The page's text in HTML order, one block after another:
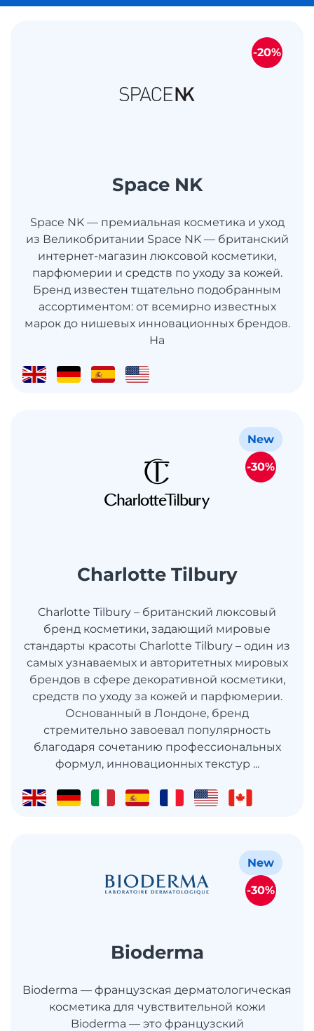
Space NK
Space NK — премиальная косметика и уход
из Великобритании Space NK — британский
интернет-магазин люксовой косметики,
парфюмерии и средств по уходу за кожей.
Бренд известен тщательно подобранным
ассортиментом: от всемирно известных
марок до нишевых инновационных брендов.
На
-20%
Charlotte Tilbury
Charlotte Tilbury – британский люксовый
бренд косметики, задающий мировые
стандарты красоты Charlotte Tilbury – один из
самых узнаваемых и авторитетных мировых
брендов в сфере декоративной косметики,
средств по уходу за кожей и парфюмерии.
Основанный в Лондоне, бренд
стремительно завоевал популярность
благодаря сочетанию профессиональных
формул, инновационных текстур ...
New
-30%
Bioderma
Bioderma — французская дерматологическая
косметика для чувствительной кожи
Bioderma — это французский
New
-30%